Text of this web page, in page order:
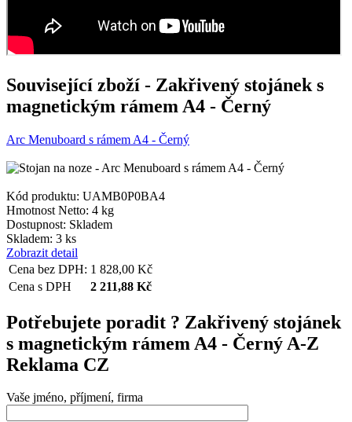
Související zboží - Zakřivený stojánek s
magnetickým rámem A4 - Černý
Arc Menuboard s rámem A4 - Černý
Kód produktu: UAMB0P0BA4
Hmotnost Netto: 4 kg
Dostupnost: Skladem
Skladem: 3 ks
Zobrazit detail
Cena bez DPH: 1 828,00 Kč
Cena s DPH
2 211,88 Kč
Potřebujete poradit ? Zakřivený stojánek
s magnetickým rámem A4 - Černý A-Z
Reklama CZ
Vaše jméno, příjmení, firma